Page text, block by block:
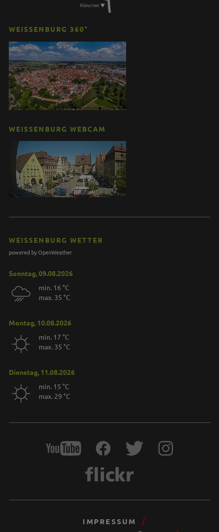
WEISSENBURG 360°
WEISSENBURG WEBCAM
WEISSENBURG WETTER
powered by OpenWeather
Sonntag, 09.08.2026
min. 16 °C
max. 35 °C
Montag, 10.08.2026
min. 17 °C
max. 35 °C
Dienstag, 11.08.2026
min. 15 °C
max. 29 °C
IMPRESSUM